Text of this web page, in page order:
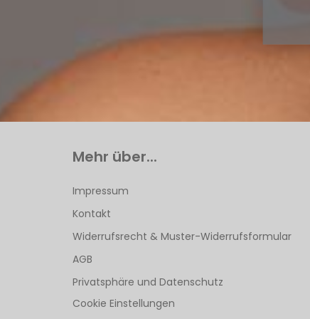
Mehr über...
Impressum
Kontakt
Widerrufsrecht & Muster-Widerrufsformular
AGB
Privatsphäre und Datenschutz
Cookie Einstellungen